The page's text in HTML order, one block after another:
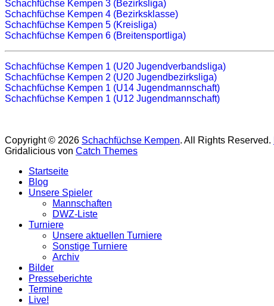
Schachfüchse Kempen 3 (Bezirksliga)
Schachfüchse Kempen 4 (Bezirksklasse)
Schachfüchse Kempen 5 (Kreisliga)
Schachfüchse Kempen 6 (Breitensportliga)
Schachfüchse Kempen 1 (U20 Jugendverbandsliga)
Schachfüchse Kempen 2 (U20 Jugendbezirksliga)
Schachfüchse Kempen 1 (U14 Jugendmannschaft)
Schachfüchse Kempen 1 (U12 Jugendmannschaft)
Copyright © 2026 Schachfüchse Kempen. All Rights Reserved.
Gridalicious von Catch Themes
oben
scrollen
Startseite
Blog
Unsere Spieler
Mannschaften
DWZ-Liste
Turniere
Unsere aktuellen Turniere
Sonstige Turniere
Archiv
Bilder
Presseberichte
Termine
Live!